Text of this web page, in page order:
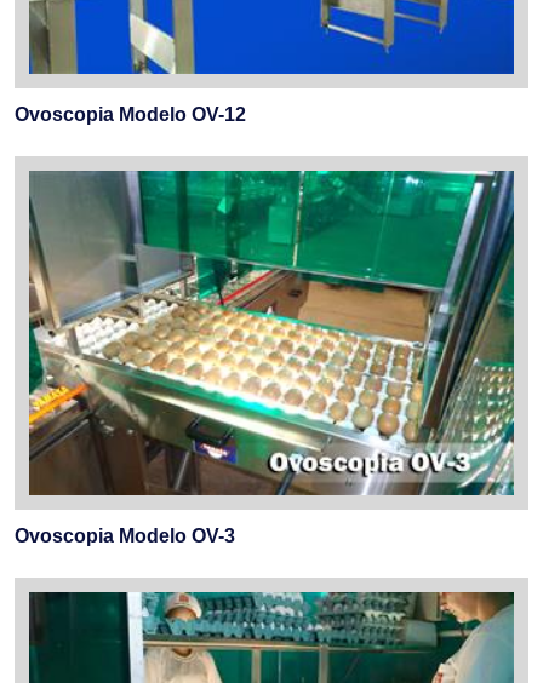
Ovoscopia Modelo OV-12
Ovoscopia Modelo OV-3